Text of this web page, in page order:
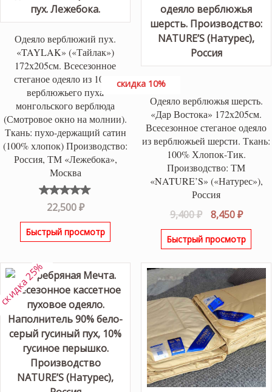
Одеяло верблюжий пух.
«TAYLAK» («Тайлак»)
172х205см. Всесезонное
стеганое одеяло из 100%
верблюжьего пуха
монгольского верблюда
(Смотровое окно на молнии).
Ткань: пухо-держащий сатин
(100% хлопок) Производство:
Россия, ТМ «Лежебока»,
Москва
Оценка
5.00из
5
22,500₽
Быстрый просмотр
скидка 10%
Одеяло верблюжья шерсть.
«Дар Востока» 172х205см.
Всесезонное стеганое одеяло
из верблюжьей шерсти. Ткань:
100% Хлопок-Тик.
Производство: ТМ
«NATURE’S» («Натурес»),
Россия
9,400₽
цена
составляла
8,450₽
цена:
8,450
Быстрый просмотр
25%